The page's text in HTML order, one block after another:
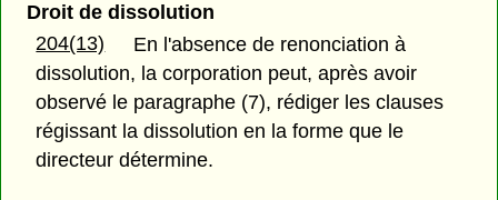
Droit de dissolution
204(13)
En l'absence de renonciation à
dissolution, la corporation peut, après avoir
observé le paragraphe (7), rédiger les clauses
régissant la dissolution en la forme que le
directeur détermine.